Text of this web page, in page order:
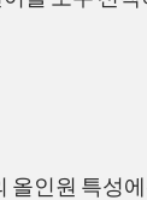
올인원 특성